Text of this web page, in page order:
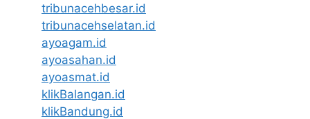
tribunacehbesar.id
tribunacehselatan.id
ayoagam.id
ayoasahan.id
ayoasmat.id
klikBalangan.id
klikBandung.id